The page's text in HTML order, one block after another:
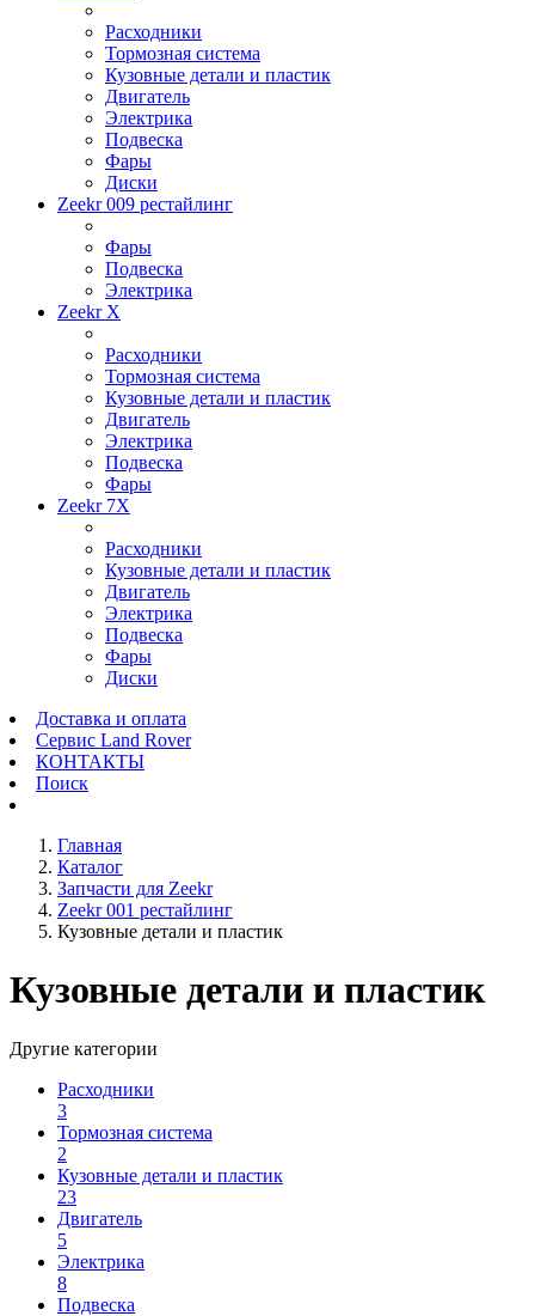
Расходники
Тормозная система
Кузовные детали и пластик
Двигатель
Электрика
Подвеска
Фары
Диски
Zeekr 009 рестайлинг
Фары
Подвеска
Электрика
Zeekr X
Расходники
Тормозная система
Кузовные детали и пластик
Двигатель
Электрика
Подвеска
Фары
Zeekr 7X
Расходники
Кузовные детали и пластик
Двигатель
Электрика
Подвеска
Фары
Диски
Доставка и оплата
Сервис Land Rover
КОНТАКТЫ
Поиск
Главная
Каталог
Запчасти для Zeekr
Zeekr 001 рестайлинг
Кузовные детали и пластик
Кузовные детали и пластик
Другие категории
Расходники
3
Тормозная система
2
Кузовные детали и пластик
23
Двигатель
5
Электрика
8
Подвеска